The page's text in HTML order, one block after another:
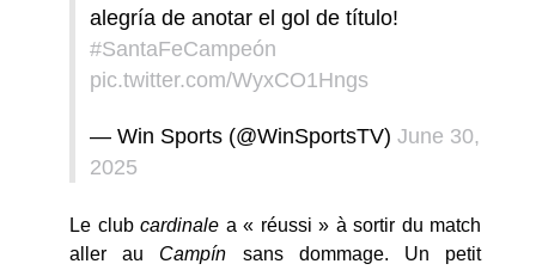
alegría de anotar el gol de título!
#SantaFeCampeón
pic.twitter.com/WyxCO1Hngs
— Win Sports (@WinSportsTV) June 30,
2025
Le club cardinale a « réussi » à sortir du match
aller au Campín sans dommage. Un petit